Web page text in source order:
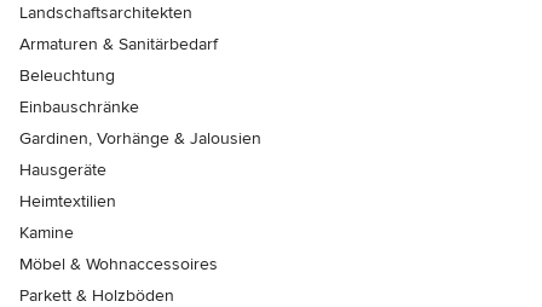
Landschaftsarchitekten
Armaturen & Sanitärbedarf
Beleuchtung
Einbauschränke
Gardinen, Vorhänge & Jalousien
Hausgeräte
Heimtextilien
Kamine
Möbel & Wohnaccessoires
Parkett & Holzböden